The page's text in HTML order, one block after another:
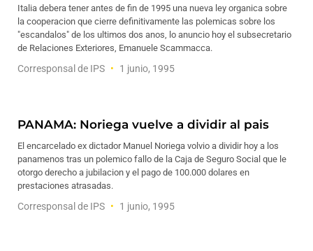
Italia debera tener antes de fin de 1995 una nueva ley organica sobre
la cooperacion que cierre definitivamente las polemicas sobre los
"escandalos" de los ultimos dos anos, lo anuncio hoy el subsecretario
de Relaciones Exteriores, Emanuele Scammacca.
Corresponsal de IPS 1 junio, 1995
PANAMA: Noriega vuelve a dividir al pais
El encarcelado ex dictador Manuel Noriega volvio a dividir hoy a los
panamenos tras un polemico fallo de la Caja de Seguro Social que le
otorgo derecho a jubilacion y el pago de 100.000 dolares en
prestaciones atrasadas.
Corresponsal de IPS 1 junio, 1995